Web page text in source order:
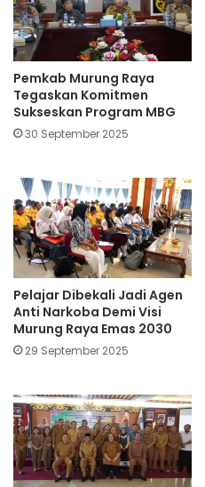
Pemkab Murung Raya
Tegaskan Komitmen
Sukseskan Program MBG
30 September 2025
Pelajar Dibekali Jadi Agen
Anti Narkoba Demi Visi
Murung Raya Emas 2030
29 September 2025